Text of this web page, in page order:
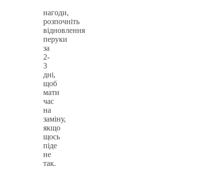
нагоди,
розпочніть
відновлення
перуки
за
2-
3
дні,
щоб
мати
час
на
заміну,
якщо
щось
піде
не
так.